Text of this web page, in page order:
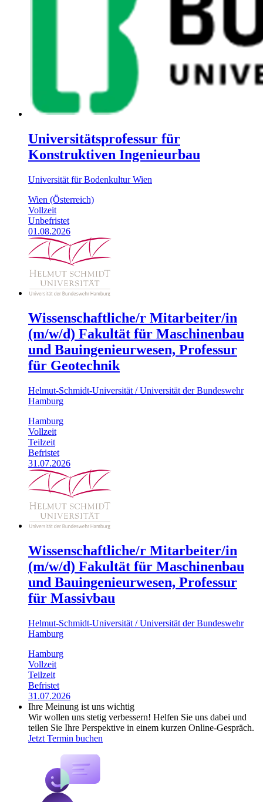
Universitätsprofessur für
Konstruktiven Ingenieurbau
Universität für Bodenkultur Wien
Wien (Österreich)
Vollzeit
Unbefristet
01.08.2026
Wissenschaftliche/r Mitarbeiter/in
(m/w/d) Fakultät für Maschinenbau
und Bauingenieurwesen, Professur
für Geotechnik
Helmut-Schmidt-Universität / Universität der Bundeswehr
Hamburg
Hamburg
Vollzeit
Teilzeit
Befristet
31.07.2026
Wissenschaftliche/r Mitarbeiter/in
(m/w/d) Fakultät für Maschinenbau
und Bauingenieurwesen, Professur
für Massivbau
Helmut-Schmidt-Universität / Universität der Bundeswehr
Hamburg
Hamburg
Vollzeit
Teilzeit
Befristet
31.07.2026
Ihre Meinung ist uns wichtig
Wir wollen uns stetig verbessern! Helfen Sie uns dabei und
teilen Sie Ihre Perspektive in einem kurzen Online-Gespräch.
Jetzt Termin buchen